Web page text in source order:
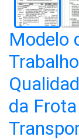
Modelo
da